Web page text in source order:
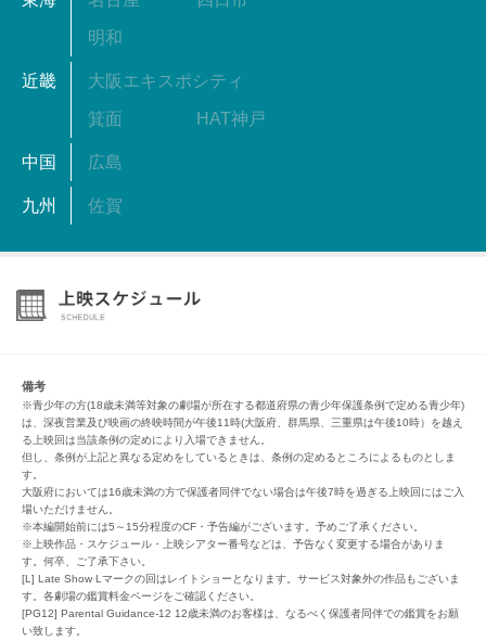
明和
近畿 大阪エキスポシティ
箕面 HAT神戸
中国 広島
九州 佐賀
備考
※青少年の方(18歳未満等対象の劇場が所在する都道府県の青少年保護条例で定める青少年)
は、深夜営業及び映画の終映時間が午後11時(大阪府、群馬県、三重県は午後10時）を越え
る上映回は当該条例の定めにより入場できません。
但し、条例が上記と異なる定めをしているときは、条例の定めるところによるものとしま
す。
大阪府においては16歳未満の方で保護者同伴でない場合は午後7時を過ぎる上映回にはご入
場いただけません。
※本編開始前には5～15分程度のCF・予告編がございます。予めご了承ください。
※上映作品・スケジュール・上映シアター番号などは、予告なく変更する場合がありま
す。何卒、ご了承下さい。
[L] Late Show Lマークの回はレイトショーとなります。サービス対象外の作品もございま
す。各劇場の鑑賞料金ページをご確認ください。
[PG12] Parental Guidance-12 12歳未満のお客様は、なるべく保護者同伴での鑑賞をお願
い致します。